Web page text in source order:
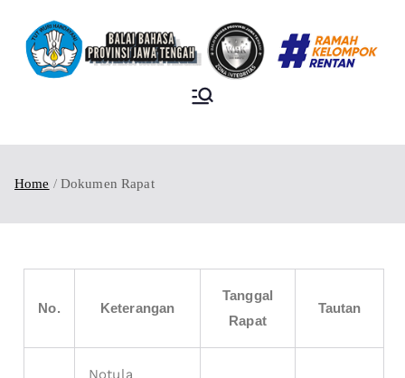
TENGAH
Home Dokumen Rapat
No. Keterangan
Tanggal
Rapat
Tautan
Notula